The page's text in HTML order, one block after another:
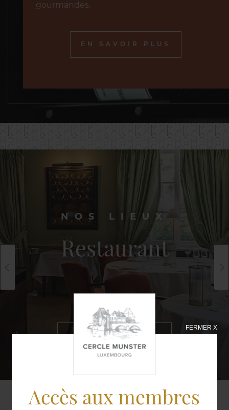
Accès aux membres
FERMER X
gourmandes.
EN SAVOIR PLUS
NOS LIEUX
Restaurant
EN SAVOIR
PLUS